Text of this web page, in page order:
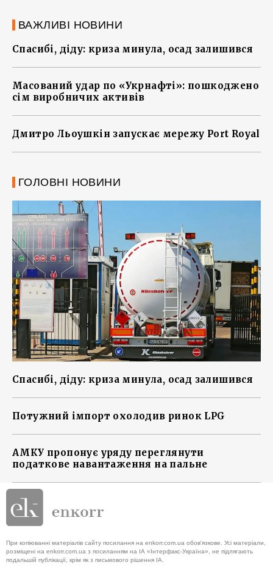
ВАЖЛИВІ НОВИНИ
Спасибі, діду: криза минула, осад залишився
Масований удар по «Укрнафті»: пошкоджено
сім виробничих активів
Дмитро Льоушкін запускає мережу Port Royal
ГОЛОВНІ НОВИНИ
Спасибі, діду: криза минула, осад залишився
Потужний імпорт охолодив ринок LPG
АМКУ пропонує уряду переглянути
податкове навантаження на пальне
При копіюванні матеріалів сайту посилання на enkorr.com.ua обов'язкове. Усі матеріали,
розміщені на enkorr.com.ua з посиланням на ІА «Інтерфакс-Україна», не підлягають
подальшій публікації, крім як з письмового рішення ІА.